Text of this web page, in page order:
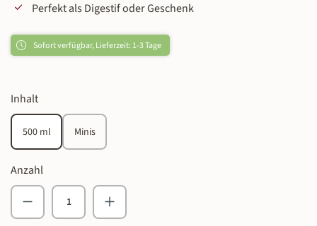
Perfekt als Digestif oder Geschenk
Sofort verfügbar, Lieferzeit: 1-3 Tage
Inhaltauswählen
500 ml Minis
Anzahl
Produkt Anzahl: Gib den gewünschten Wert